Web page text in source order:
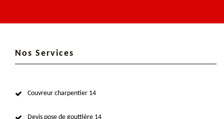
Nos Services
Couvreur charpentier 14
Devis pose de gouttière 14